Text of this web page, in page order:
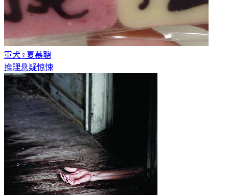
軍犬♀ 夏慕聰
推理悬疑惊悚